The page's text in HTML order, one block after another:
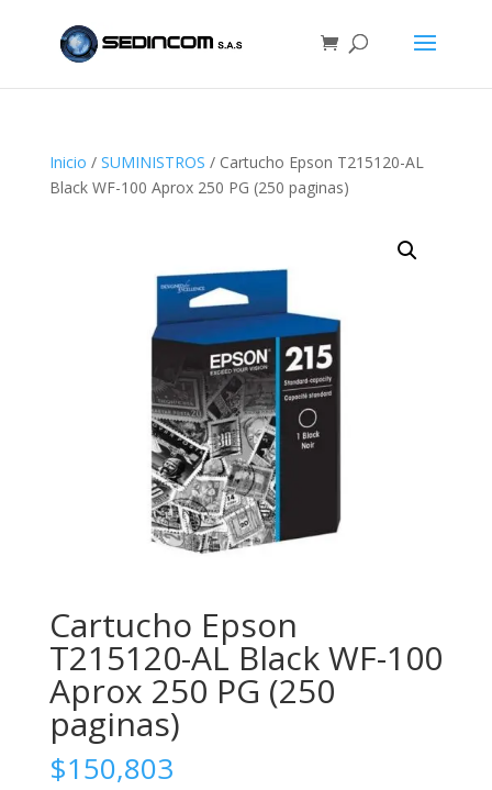
Inicio / SUMINISTROS / Cartucho Epson T215120-AL
Black WF-100 Aprox 250 PG (250 paginas)
Cartucho Epson
T215120-AL Black WF-100
Aprox 250 PG (250
paginas)
$150,803